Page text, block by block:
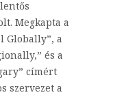
Megkapta a
Globally”, a
és a
címért
szervezet a